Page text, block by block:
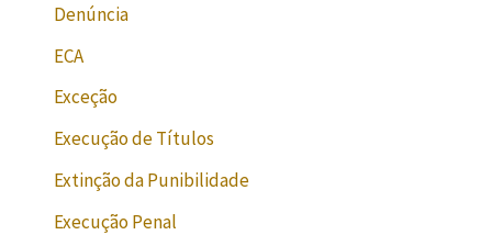
Denúncia
ECA
Exceção
Execução de Títulos
Extinção da Punibilidade
Execução Penal